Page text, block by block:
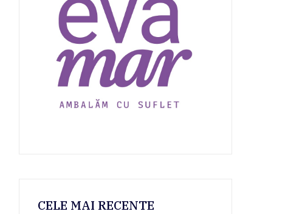
CELE MAI RECENTE